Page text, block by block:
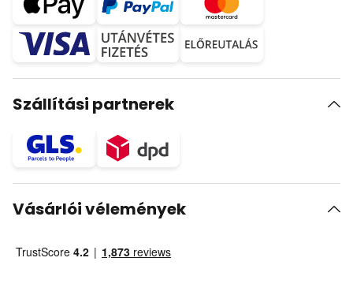
Szállítási partnerek
Vásárlói vélemények